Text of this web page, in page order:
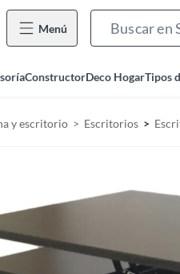
Menú
ConstructorDeco HogarTipos
y escritorio Escritorios